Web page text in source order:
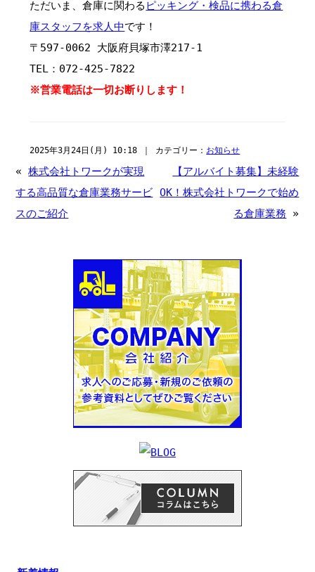
ただいま、倉庫に関わる ピッキング・検品に携わる倉
庫スタッフを求人中です！
〒597-0062 大阪府貝塚市澤217-1
TEL：072-425-7822
※営業電話は一切お断りします！
2025年3月24日(月) 10:18 ｜ カテゴリー： お知らせ
«株式会社トワークが実現
する高品質な倉庫業務サービ
スのご紹介
【アルバイト募集】未経験
OK！株式会社トワークで始め
る倉庫業務 »